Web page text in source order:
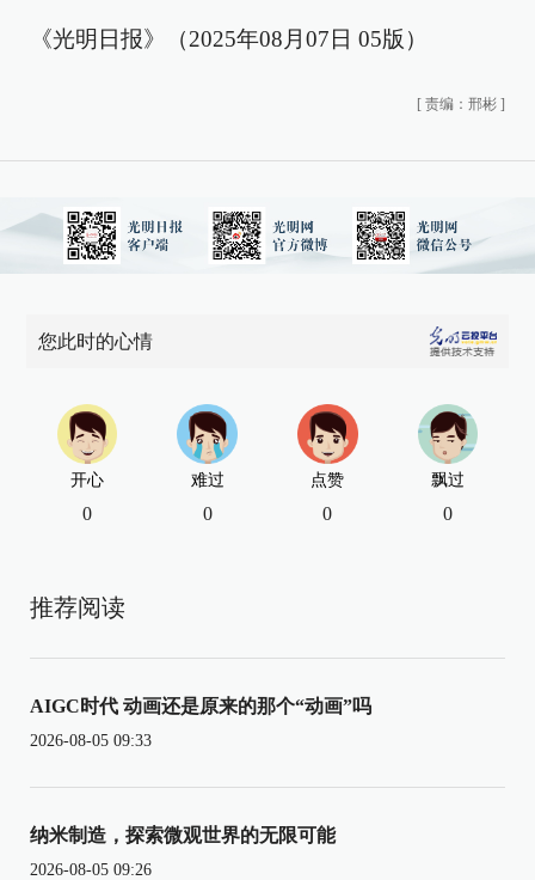
《光明日报》（2025年08月07日 05版）
[ 责编：邢彬 ]
您此时的心情
开心
0
难过
0
点赞
0
飘过
0
推荐阅读
AIGC时代 动画还是原来的那个“动画”吗
2026-08-05 09:33
纳米制造，探索微观世界的无限可能
2026-08-05 09:26